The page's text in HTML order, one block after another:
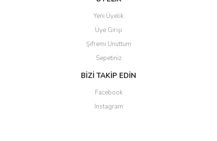
Yeni Üyelik
Üye Girişi
Şifremi Unuttum
Sepetiniz
BİZİ TAKİP EDİN
Facebook
Instagram